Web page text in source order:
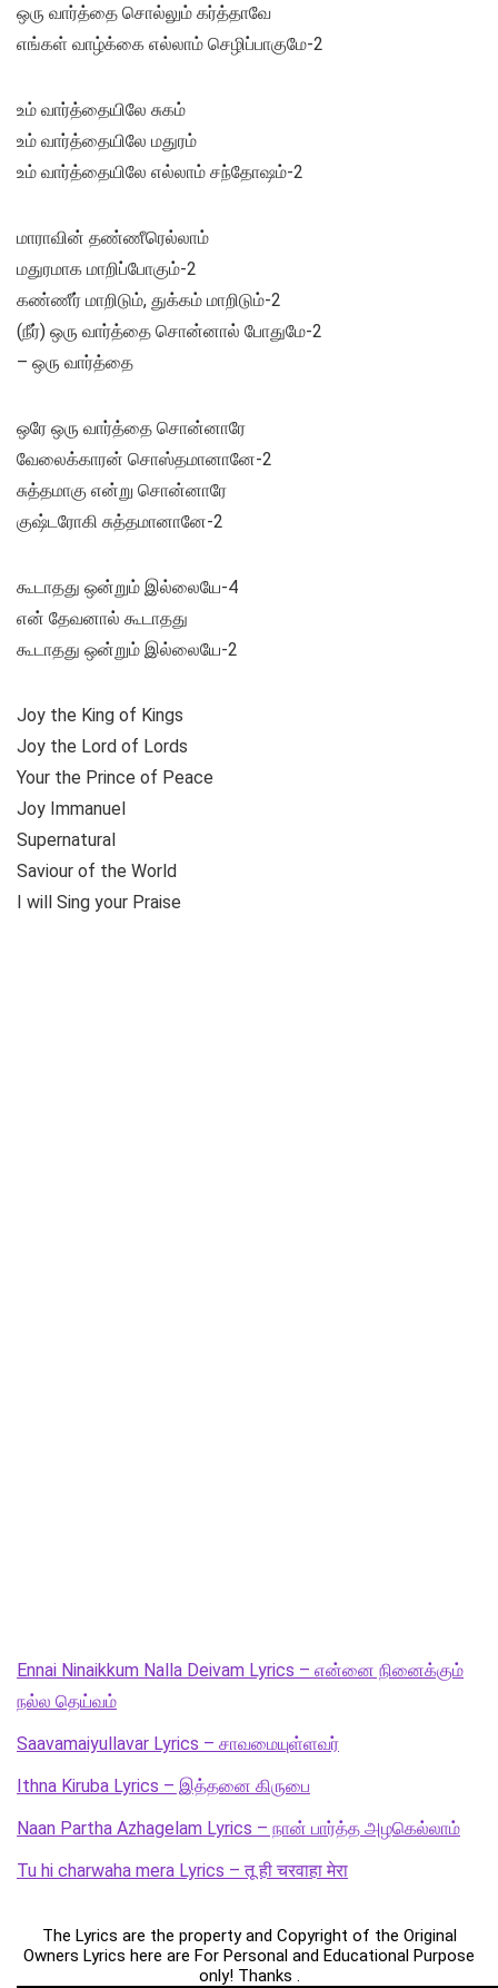
ஒரு வார்த்தை சொல்லும் கர்த்தாவே
எங்கள் வாழ்க்கை எல்லாம் செழிப்பாகுமே-2
உம் வார்த்தையிலே சுகம்
உம் வார்த்தையிலே மதுரம்
உம் வார்த்தையிலே எல்லாம் சந்தோஷம்-2
மாராவின் தண்ணீரெல்லாம்
மதுரமாக மாறிப்போகும்-2
கண்ணீர் மாறிடும், துக்கம் மாறிடும்-2
(நீர்) ஒரு வார்த்தை சொன்னால் போதுமே-2
– ஒரு வார்த்தை
ஒரே ஒரு வார்த்தை சொன்னாரே
வேலைக்காரன் சொஸ்தமானானே-2
சுத்தமாகு என்று சொன்னாரே
குஷ்டரோகி சுத்தமானானே-2
கூடாதது ஒன்றும் இல்லையே-4
என் தேவனால் கூடாதது
கூடாதது ஒன்றும் இல்லையே-2
Joy the King of Kings
Joy the Lord of Lords
Your the Prince of Peace
Joy Immanuel
Supernatural
Saviour of the World
I will Sing your Praise
Ennai Ninaikkum Nalla Deivam Lyrics – என்னை நினைக்கும்
நல்ல தெய்வம்
Saavamaiyullavar Lyrics – சாவமையுள்ளவர்
Ithna Kiruba Lyrics – இத்தனை கிருபை
Naan Partha Azhagelam Lyrics – நான் பார்த்த அழகெல்லாம்
Tu hi charwaha mera Lyrics – तू ही चरवाहा मेरा
The Lyrics are the property and Copyright of the Original
Owners Lyrics here are For Personal and Educational Purpose
only! Thanks .